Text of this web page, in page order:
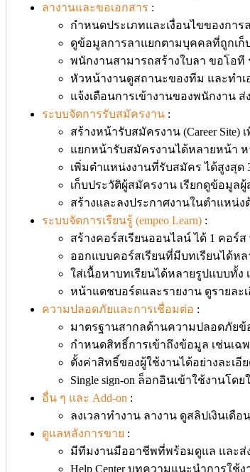
ลางานและขอเอกสาร :
กำหนดประเภทและเงื่อนไขของกา
ดูข้อมูลการลาแยกตามบุคคลที่ถูกเก็
พนักงานสามารถสร้างใบลา ขอโอที
หัวหน้างานดูสถานะของทีม และทำ
แจ้งเตือนการเข้างานของพนักงาน ส่
ระบบจัดการรับสมัครงาน :
สร้างหน้ารับสมัครงาน (Career
แยกหน้ารับสมัครงานได้หลายหน้า
เพิ่มตำแหน่งงานที่รับสมัคร ได้สูงสุด
เก็บประวัติผู้สมัครงาน เรียกดูข้อมูล
สร้างและลงประกาศงานในตำแหน่งด้
ระบบจัดการเรียนรู้ (empeo Learn) :
สร้างคอร์สเรียนออนไลน์ ได้ 1 คอ
ออกแบบคอร์สเรียนที่มีบทเรียนได้หล
ใส่เนื้อหาบทเรียนได้หลายรูปแบบทั้ง
หน้าแดชบอร์ดและรายงาน ดูรายละเ
ความปลอดภัยและการเชื่อมต่อ :
มาตรฐานสากลด้านความปลอดภัยข้อ
กำหนดสิทธิ์การเข้าถึงข้อมูล เช่นเฉ
ตั้งค่าสิทธิ์ของผู้ใช้งานได้อย่างละเอี
Single sign-on ล็อกอินเข้าใช้งานโด
อื่น ๆ และ Add-on :
ลงเวลาทำงาน ลางาน ดูสลิปเงินเดื
ดูแลหลังการขาย :
มีทีมงานมืออาชีพที่พร้อมดูแล และ
Help Center บทความแนะนำการใช้